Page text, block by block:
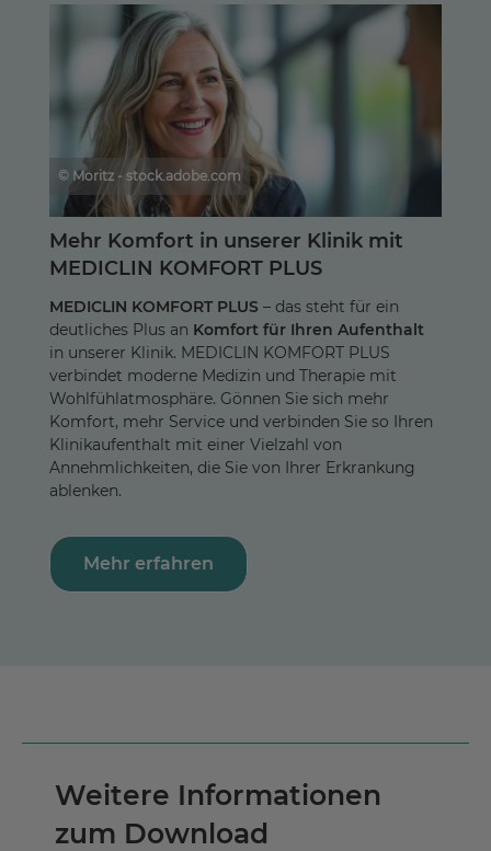
© Moritz - stock.adobe.com
Mehr Komfort in unserer Klinik mit
MEDICLIN KOMFORT PLUS
MEDICLIN KOMFORT PLUS – das steht für ein
deutliches Plus an Komfort für Ihren Aufenthalt
in unserer Klinik. MEDICLIN KOMFORT PLUS
verbindet moderne Medizin und Therapie mit
Wohlfühlatmosphäre. Gönnen Sie sich mehr
Komfort, mehr Service und verbinden Sie so Ihren
Klinikaufenthalt mit einer Vielzahl von
Annehmlichkeiten, die Sie von Ihrer Erkrankung
ablenken.
Mehr erfahren
Weitere Informationen
zum Download